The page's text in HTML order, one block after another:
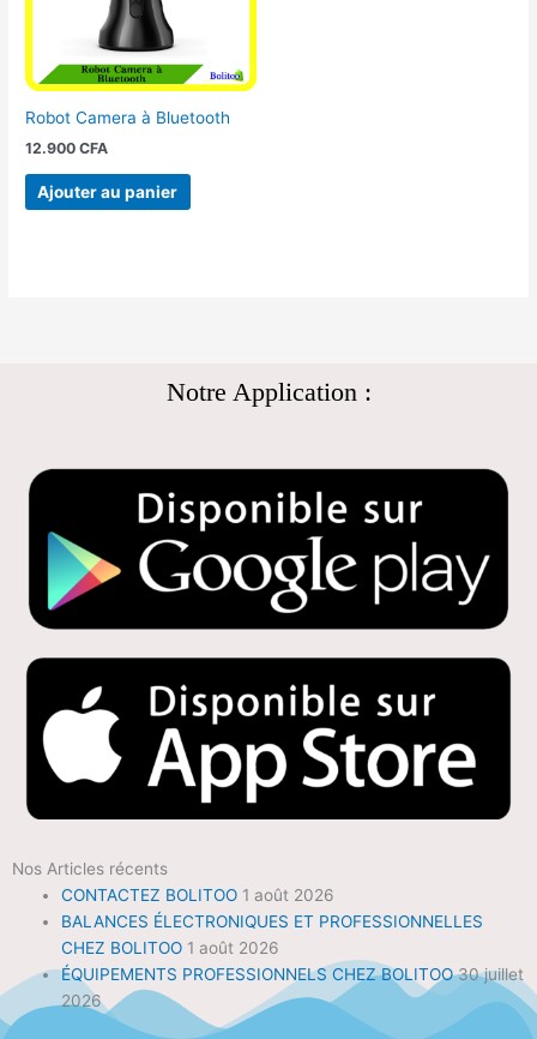
Robot Camera à Bluetooth
12.900CFA
Ajouter au panier
Notre Application :
Nos Articles récents
CONTACTEZ BOLITOO 1 août 2026
BALANCES ÉLECTRONIQUES ET PROFESSIONNELLES
CHEZ BOLITOO 1 août 2026
ÉQUIPEMENTS PROFESSIONNELS CHEZ BOLITOO 30 juillet
2026